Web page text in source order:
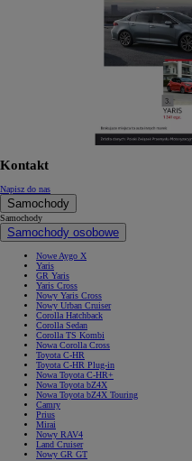
Kontakt
Napisz do nas
Samochody
Samochody
Samochody osobowe
Nowe Aygo X
Yaris
GR Yaris
Yaris Cross
Nowy Yaris Cross
Nowy Urban Cruiser
Corolla Hatchback
Corolla Sedan
Corolla TS Kombi
Nowa Corolla Cross
Toyota C-HR
Toyota C-HR Plug-in
Nowa Toyota C-HR+
Nowa Toyota bZ4X
Nowa Toyota bZ4X Touring
Camry
Prius
Mirai
Nowy RAV4
Land Cruiser
Nowy GR GT